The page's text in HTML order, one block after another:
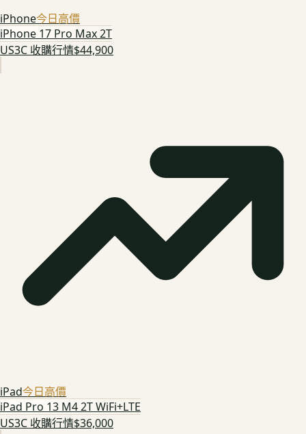
iPhone今日高價
iPhone 17 Pro Max 2T
US3C 收購行情$44,900
iPad今日高價
iPad Pro 13 M4 2T WiFi+LTE
US3C 收購行情$36,000